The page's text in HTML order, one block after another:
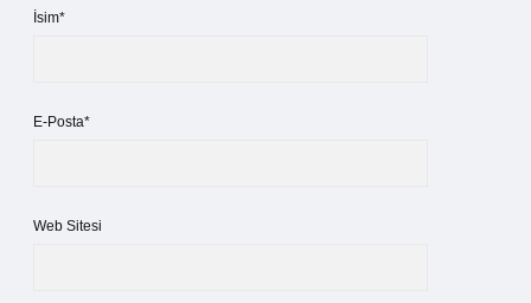
İsim*
E-Posta*
Web Sitesi